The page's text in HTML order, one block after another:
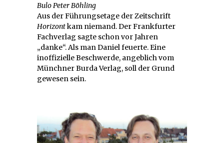
Bulo Peter Böhling
Aus der Führungsetage der Zeitschrift
Horizontkam niemand. Der Frankfurter
Fachverlag sagte schon vor Jahren
„danke“. Als man Daniel feuerte. Eine
inoffizielle Beschwerde, angeblich vom
Münchner Burda Verlag, soll der Grund
gewesen sein.